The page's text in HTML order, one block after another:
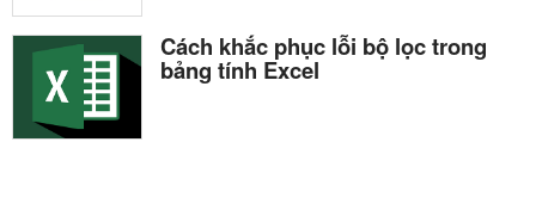
Cách khắc phục lỗi bộ lọc trong
bảng tính Excel